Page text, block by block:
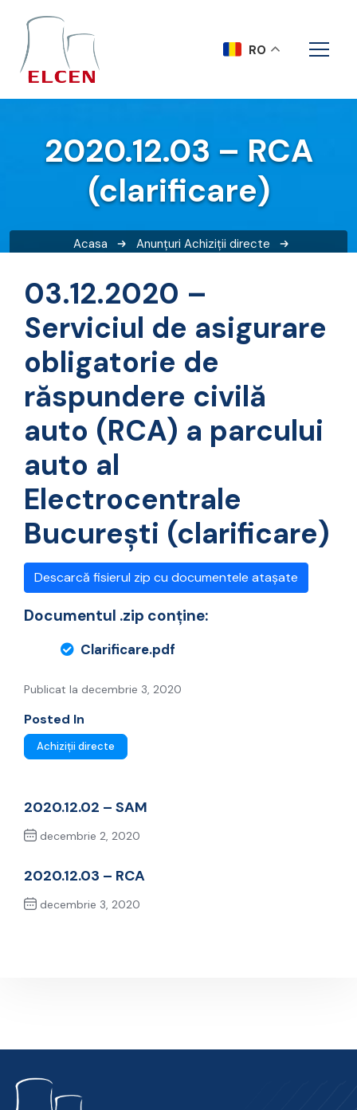
2020.12.03 – RCA
(clarificare)
Acasa Anunțuri Achiziții directe
03.12.2020 –
Serviciul de asigurare
obligatorie de
răspundere civilă
auto (RCA) a parcului
auto al
Electrocentrale
București (clarificare)
Descarcă fisierul zip cu documentele atașate
Documentul .zip conține:
Clarificare.pdf
Publicat la decembrie 3, 2020
Posted In
Achiziții directe
2020.12.02 – SAM
decembrie 2, 2020
2020.12.03 – RCA
decembrie 3, 2020
RO